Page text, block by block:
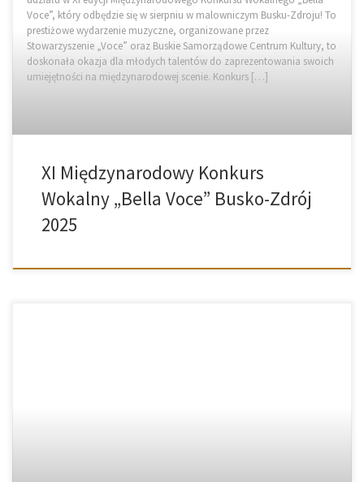
Voce”, który odbędzie się w sierpniu w malowniczym Busku-Zdroju! To
prestiżowe wydarzenie muzyczne, organizowane przez
Stowarzyszenie „Voce” oraz Buskie Samorządowe Centrum Kultury, to
doskonała okazja dla młodych talentów do zaprezentowania swoich
umiejętności na międzynarodowej scenie. Konkurs […]
XI Międzynarodowy Konkurs
Wokalny „Bella Voce” Busko-Zdrój
2025